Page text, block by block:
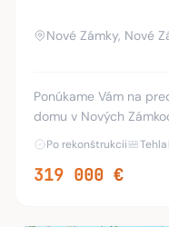
Nové Zámky, Nové
Ponúkame Vám na
domu v Nových
prírodou. Dom prešiel
Po rekonštrukcii Tehla
319 000 €